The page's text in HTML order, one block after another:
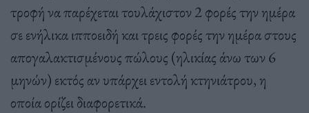
τροφή να παρέχεται τουλάχιστον 2 φορές την ηµέρα
σε ενήλικα ιπποειδή και τρεις φορές την ηµέρα στους
απογαλακτισµένους πώλους (ηλικίας άνω των 6
µηνών) εκτός αν υπάρχει εντολή κτηνιάτρου, η
οποία ορίζει διαφορετικά.